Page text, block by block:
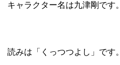
キャラクター名は九津剛です。
読みは「くっつつよし」です。